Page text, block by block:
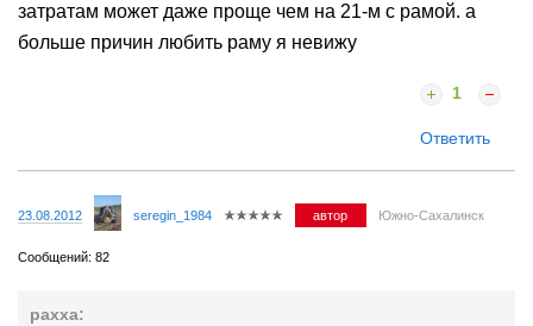
затратам может даже проще чем на 21-м с рамой. а
больше причин любить раму я невижу
1
Ответить
23.08.2012 seregin_1984 автор Южно-Сахалинск
Сообщений: 82
paxxa: